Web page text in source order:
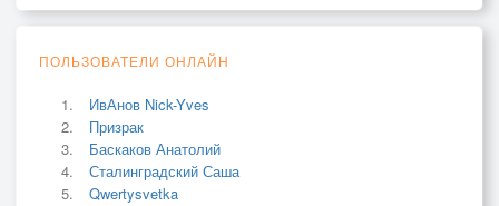
ПОЛЬЗОВАТЕЛИ ОНЛАЙН
ИвАнов Nick-Yves
Призрак
Баскаков Анатолий
Сталинградский Саша
Qwertysvetka